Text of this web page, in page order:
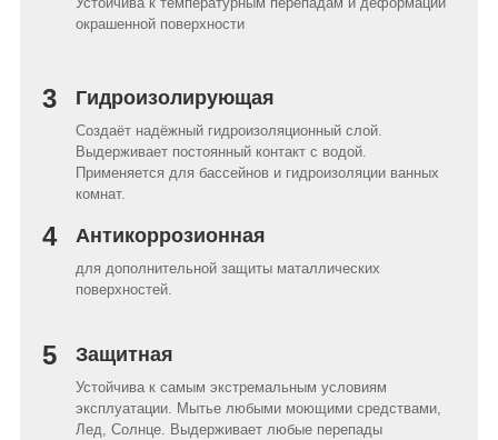
окрашенной поверхности
3 Гидроизолирующая
Создаёт надёжный гидроизоляционный слой.
Выдерживает постоянный контакт с водой.
Применяется для бассейнов и гидроизоляции ванных
комнат.
4 Антикоррозионная
для дополнительной защиты маталлических
поверхностей.
5 Защитная
Устойчива к самым экстремальным условиям
эксплуатации. Мытье любыми моющими средствами,
Лед, Солнце. Выдерживает любые перепады